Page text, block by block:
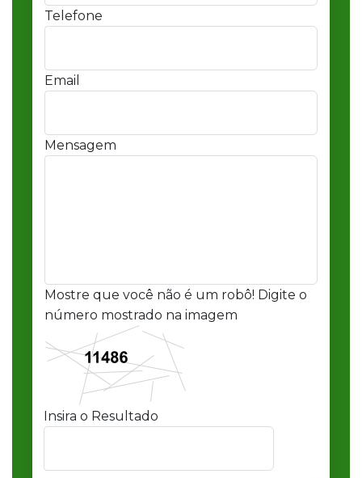
Telefone
Email
Mensagem
Mostre que você não é um robô! Digite o
número mostrado na imagem
Insira o Resultado